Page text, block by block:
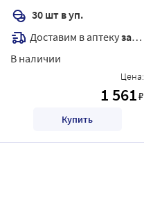
30 шт в уп.
Доставим в аптекузавтра
В наличии
Цена:
1 561₽
Купить